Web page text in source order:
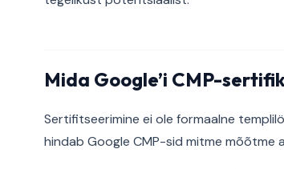
Mida Google’i CMP-
Sertifitseerimine ei ole formaalne
hindab Google CMP-sid mitme mõõtme